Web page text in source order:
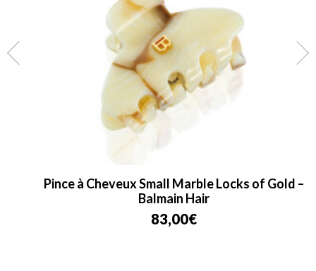
Pince à Cheveux Small Marble Locks of Gold –
Balmain Hair
83,00€